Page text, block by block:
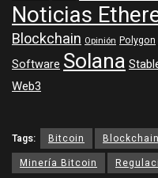
Noticias
Blockchain Opinión Polygon
Software Solana
Web3
Tags: Bitcoin Blockchain
Minería Bitcoin